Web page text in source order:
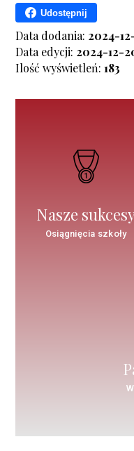
Udostępnij
Data dodania: 2024-
Data edycji: 2024-12-
Ilość wyświetleń:183
Nasze
Osiągnięcia szkoły